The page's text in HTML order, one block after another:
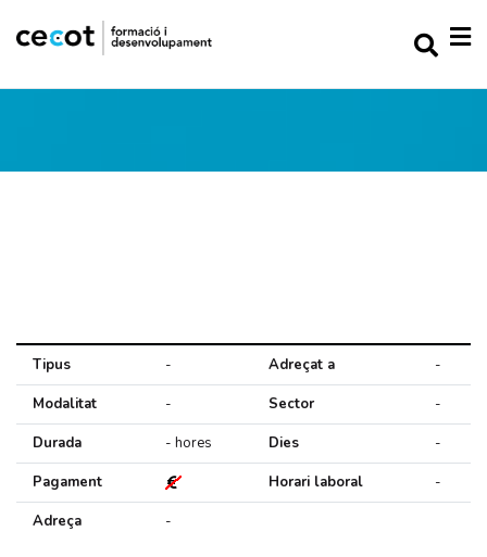
Tipus - Adreçat a
-
Modalitat
- Sector
-
Durada
- hores Dies
-
Pagament
Horari laboral
-
Adreça
-